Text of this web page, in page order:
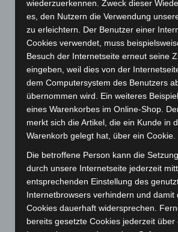
Januar 2024(111)
Dezember 2023 (130)
November 2023
(130)
Oktober 2023(114)
September 2023(133)
August 2023(134)
Juli 2023(118)
Juni 2023(142)
Mai 2023(139)
April 2023(155)
März 2023(174)
Februar 2023(154)
wiederzuerkennen. Zweck dieser
es, den Nutzern die Verwendung
zu erleichtern. Der Benutzer einer
Cookies verwendet, muss
Besuch der Internetseite erneut seine
eingeben, weil dies von der
dem Computersystem des Benutzers
übernommen wird. Ein weiteres
eines Warenkorbes im Online-Shop.
merkt sich die Artikel, die ein Kunde in
Warenkorb gelegt hat, über ein Cookie.
Die betroffene Person kann die
durch unsere Internetseite jederzeit
entsprechenden Einstellung des
Internetbrowsers verhindern und damit
Cookies dauerhaft widersprechen.
bereits gesetzte Cookies jederzeit über